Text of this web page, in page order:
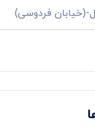
(خیابان فردوسی)